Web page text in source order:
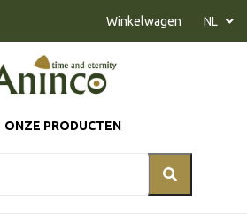
ONZE PRODUCTEN
Winkelwagen NL